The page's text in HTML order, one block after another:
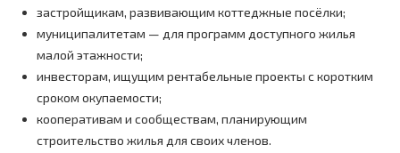
застройщикам, развивающим коттеджные посёлки;
муниципалитетам — для программ доступного жилья
малой этажности;
инвесторам, ищущим рентабельные проекты с коротким
сроком окупаемости;
кооперативам и сообществам, планирующим
строительство жилья для своих членов.